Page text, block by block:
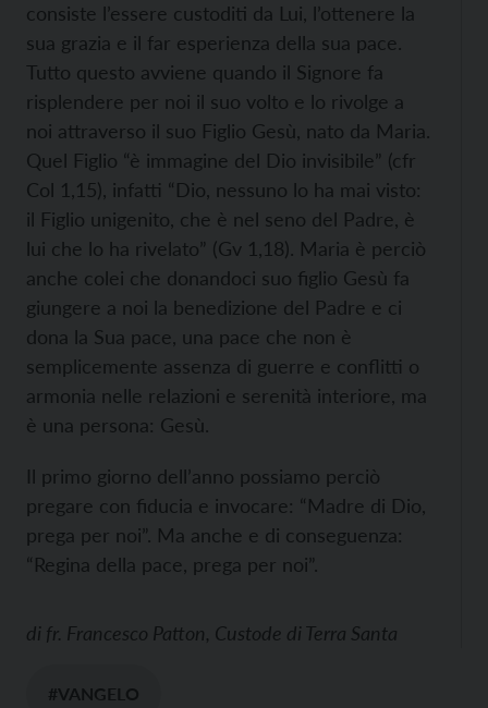
consiste l’essere custoditi da Lui, l’ottenere la
sua grazia e il far esperienza della sua pace.
Tutto questo avviene quando il Signore fa
risplendere per noi il suo volto e lo rivolge a
noi attraverso il suo Figlio Gesù, nato da Maria.
Quel Figlio “è immagine del Dio invisibile” (cfr
Col 1,15), infatti “Dio, nessuno lo ha mai visto:
il Figlio unigenito, che è nel seno del Padre, è
lui che lo ha rivelato” (Gv 1,18). Maria è perciò
anche colei che donandoci suo figlio Gesù fa
giungere a noi la benedizione del Padre e ci
dona la Sua pace, una pace che non è
semplicemente assenza di guerre e conflitti o
armonia nelle relazioni e serenità interiore, ma
è una persona: Gesù.
Il primo giorno dell’anno possiamo perciò
pregare con fiducia e invocare: “Madre di Dio,
prega per noi”. Ma anche e di conseguenza:
“Regina della pace, prega per noi”.
di fr. Francesco Patton, Custode di Terra Santa
#VANGELO